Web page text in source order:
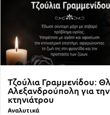
Τζούλια Γραμμενίδου:
Αλεξανδρούπολη για
κτηνιάτρου
Αναλυτικά